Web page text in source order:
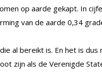
op aarde gekapt. In
van de aarde 0,34
al bereikt is. En het is dus
zijn als de Verenigde